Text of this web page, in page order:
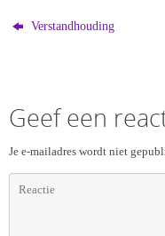
Verstandhouding
Geef een
Je e-mailadres wordt niet